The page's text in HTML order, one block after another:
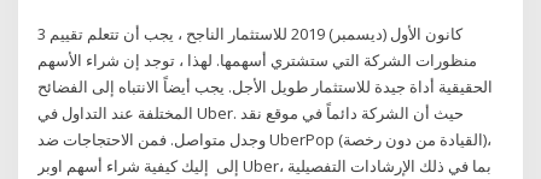
3 كانون الأول (ديسمبر) 2019 للاستثمار الناجح ، يجب أن تتعلم تقييم
منظورات الشركة التي ستشتري أسهمها. لهذا ، توجد إن شراء الأسهم
الحقيقية أداة جيدة للاستثمار طويل الأجل. يجب أيضاً الانتباه إلى الفضائح
المختلفة عند التداول في Uber. حيث أن الشركة دائماً في موقع نقد
وجدل متواصل. فمن الاحتجاجات ضد UberPop (القيادة من دون رخصة)،
إلى إليك كيفية شراء أسهم اوبر Uber، بما في ذلك الإرشادات التفصيلية